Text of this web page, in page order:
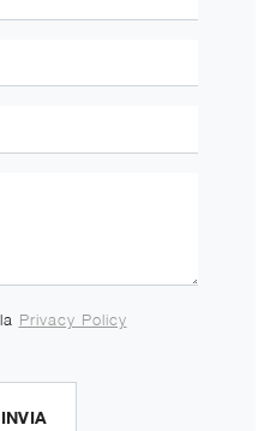
Privacy Policy
INVIA